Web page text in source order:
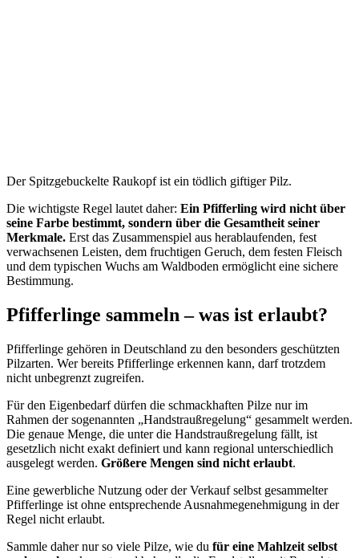
Der Spitzgebuckelte Raukopf ist ein tödlich giftiger Pilz.
Die wichtigste Regel lautet daher: Ein Pfifferling wird nicht über
seine Farbe bestimmt, sondern über die Gesamtheit seiner
Merkmale. Erst das Zusammenspiel aus herablaufenden, fest
verwachsenen Leisten, dem fruchtigen Geruch, dem festen Fleisch
und dem typischen Wuchs am Waldboden ermöglicht eine sichere
Bestimmung.
Pfifferlinge sammeln – was ist erlaubt?
Pfifferlinge gehören in Deutschland zu den besonders geschützten
Pilzarten. Wer bereits Pfifferlinge erkennen kann, darf trotzdem
nicht unbegrenzt zugreifen.
Für den Eigenbedarf dürfen die schmackhaften Pilze nur im
Rahmen der sogenannten „Handstraußregelung“ gesammelt werden.
Die genaue Menge, die unter die Handstraußregelung fällt, ist
gesetzlich nicht exakt definiert und kann regional unterschiedlich
ausgelegt werden. Größere Mengen sind nicht erlaubt.
Eine gewerbliche Nutzung oder der Verkauf selbst gesammelter
Pfifferlinge ist ohne entsprechende Ausnahmegenehmigung in der
Regel nicht erlaubt.
Sammle daher nur so viele Pilze, wie du für eine Mahlzeit selbst